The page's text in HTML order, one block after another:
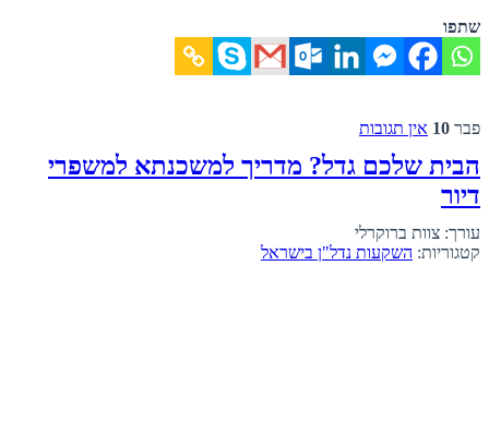
שתפו
פבר 10 אין תגובות
הבית שלכם גדל? מדריך למשכנתא למשפרי
דיור
עורך: צוות ברוקרלי
קטגוריות: השקעות נדל"ן בישראל